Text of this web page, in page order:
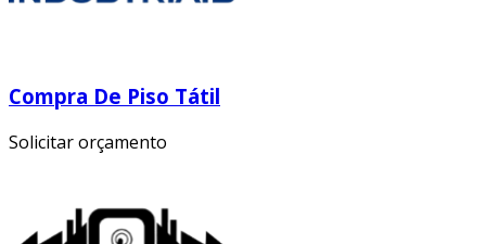
Compra De Piso Tátil
Solicitar orçamento